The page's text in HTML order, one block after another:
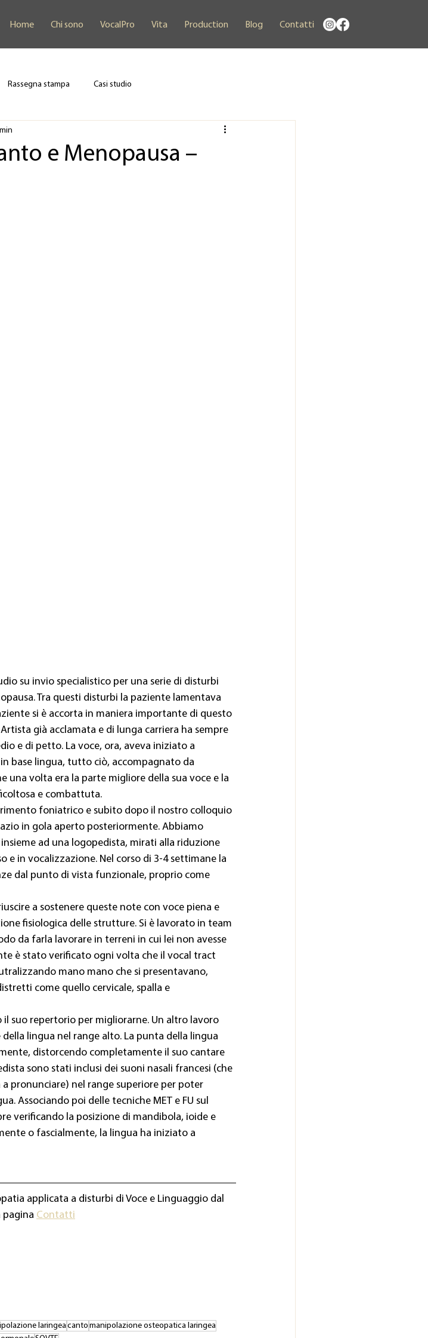
Home Chi sono VocalPro Vita Production Blog Contatti
Rassegna stampa Casi studio
e Menopausa –
su invio specialistico per una serie di disturbi
Tra questi disturbi la paziente lamentava
si è accorta in maniera importante di questo
già acclamata e di lunga carriera ha sempre
e di petto. La voce, ora, aveva iniziato a
base lingua, tutto ciò, accompagnato da
una volta era la parte migliore della sua voce e la
e combattuta.
foniatrico e subito dopo il nostro colloquio
in gola aperto posteriormente. Abbiamo
ad una logopedista, mirati alla riduzione
in vocalizzazione. Nel corso di 3-4 settimane la
dal punto di vista funzionale, proprio come
a sostenere queste note con voce piena e
fisiologica delle strutture. Si è lavorato in team
da farla lavorare in terreni in cui lei non avesse
è stato verificato ogni volta che il vocal tract
mano mano che si presentavano,
come quello cervicale, spalla e
suo repertorio per migliorarne. Un altro lavoro
lingua nel range alto. La punta della lingua
distorcendo completamente il suo cantare
sono stati inclusi dei suoni nasali francesi (che
pronunciare) nel range superiore per poter
Associando poi delle tecniche MET e FU sul
verificando la posizione di mandibola, ioide e
o fascialmente, la lingua ha iniziato a
applicata a disturbi di Voce e Linguaggio dal
pagina Contatti
laringeacanto manipolazione osteopatica laringea